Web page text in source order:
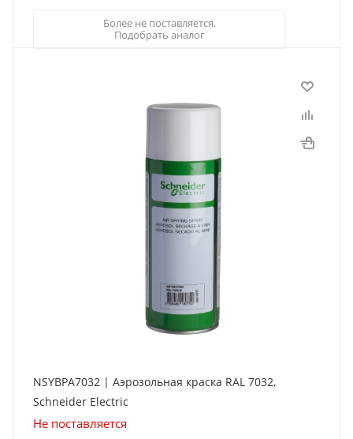
Более не поставляется.
Подобрать аналог
NSYBPA7032 | Аэрозольная краска RAL 7032,
Schneider Electric
Не поставляется